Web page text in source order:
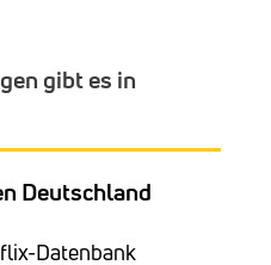
gibt es in
Deutschland
Datenbank